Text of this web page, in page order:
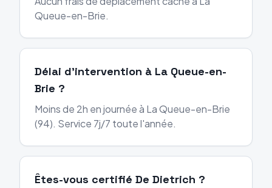
Queue-en-Brie.
Délai d'intervention à La Queue-en-
Brie ?
Moins de 2h en journée à La Queue-en-Brie
(94). Service 7j/7 toute l'année.
Êtes-vous certifié De Dietrich ?